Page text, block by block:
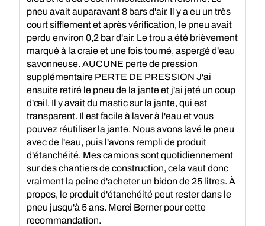
pneu avait auparavant 8 bars d'air. Il y a eu un très
court sifflement et après vérification, le pneu avait
perdu environ 0,2 bar d'air. Le trou a été brièvement
marqué à la craie et une fois tourné, aspergé d'eau
savonneuse. AUCUNE perte de pression
supplémentaire PERTE DE PRESSION J'ai
ensuite retiré le pneu de la jante et j'ai jeté un coup
d'œil. Il y avait du mastic sur la jante, qui est
transparent. Il est facile à laver à l'eau et vous
pouvez réutiliser la jante. Nous avons lavé le pneu
avec de l'eau, puis l'avons rempli de produit
d'étanchéité. Mes camions sont quotidiennement
sur des chantiers de construction, cela vaut donc
vraiment la peine d'acheter un bidon de 25 litres. À
propos, le produit d'étanchéité peut rester dans le
pneu jusqu'à 5 ans. Merci Berner pour cette
recommandation.